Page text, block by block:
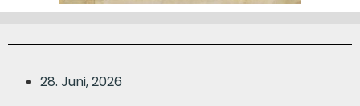
28. Juni, 2026